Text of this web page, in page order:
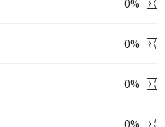
0%
0%
0%